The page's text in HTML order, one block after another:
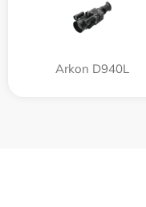
Arkon D940L